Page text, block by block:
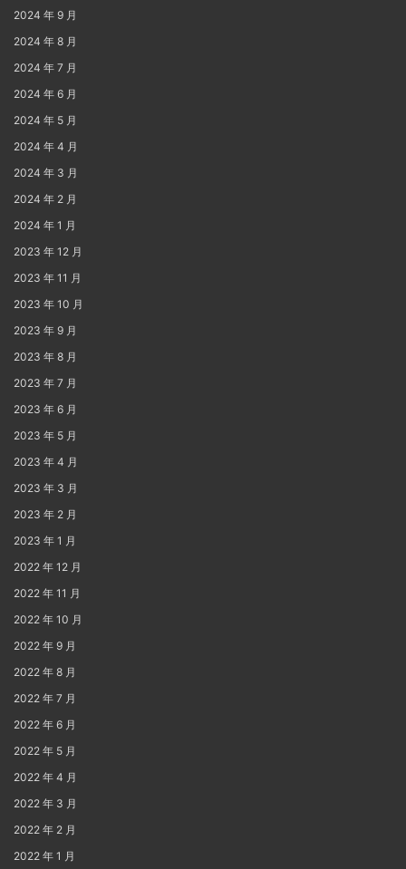
2024 年 9 月
2024 年 8 月
2024 年 7 月
2024 年 6 月
2024 年 5 月
2024 年 4 月
2024 年 3 月
2024 年 2 月
2024 年 1 月
2023 年 12 月
2023 年 11 月
2023 年 10 月
2023 年 9 月
2023 年 8 月
2023 年 7 月
2023 年 6 月
2023 年 5 月
2023 年 4 月
2023 年 3 月
2023 年 2 月
2023 年 1 月
2022 年 12 月
2022 年 11 月
2022 年 10 月
2022 年 9 月
2022 年 8 月
2022 年 7 月
2022 年 6 月
2022 年 5 月
2022 年 4 月
2022 年 3 月
2022 年 2 月
2022 年 1 月